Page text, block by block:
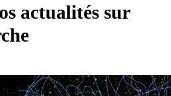
actualités sur